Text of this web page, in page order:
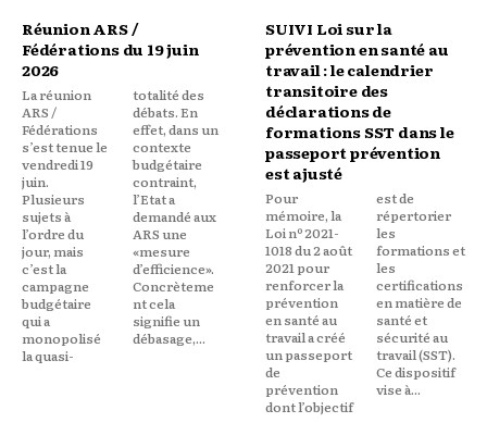
Réunion ARS /
Fédérations du 19 juin
2026
La réunion
ARS /
Fédérations
s’est tenue le
vendredi 19
juin.
Plusieurs
sujets à
l’ordre du
jour, mais
c’est la
campagne
budgétaire
qui a
monopolisé
la quasi-
totalité des
débats. En
effet, dans un
contexte
budgétaire
contraint,
l’Etat a
demandé aux
ARS une
«mesure
d’efficience».
Concrèteme
nt cela
signifie un
débasage,...
SUIVI Loi sur la
prévention en santé au
travail : le calendrier
transitoire des
déclarations de
formations SST dans le
passeport prévention
est ajusté
Pour
mémoire, la
Loi nº 2021-
1018 du 2 août
2021 pour
renforcer la
prévention
en santé au
travail a créé
un passeport
de
prévention
dont l’objectif
est de
répertorier
les
formations et
les
certifications
en matière de
santé et
sécurité au
travail (SST).
Ce dispositif
vise à...